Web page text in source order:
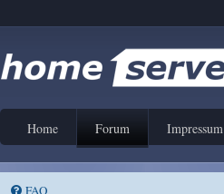
Home Forum Impressum
FAQ